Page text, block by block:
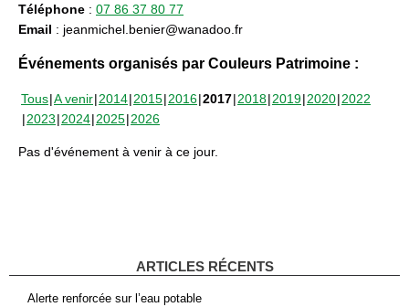
Téléphone : 07 86 37 80 77
Email : jeanmichel.benier@wanadoo.fr
Événements organisés par Couleurs Patrimoine :
Tous A venir 2014 2015 2016 2017 2018 2019 2020 2022
2023 2024 2025 2026
Pas d'événement à venir à ce jour.
ARTICLES RÉCENTS
Alerte renforcée sur l’eau potable